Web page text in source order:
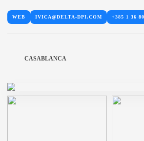
WEB IVICA@DELTA-DPI.COM +385 1 36
CASABLANCA